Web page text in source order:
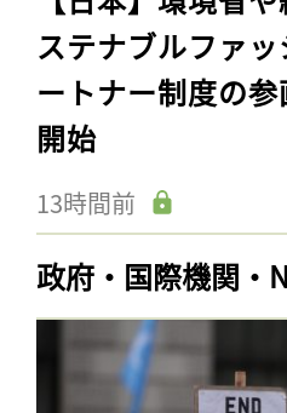
ステナブルファ
ートナー制度の
開始
13時間前
政府・国際機関・